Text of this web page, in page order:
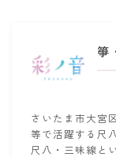
箏
さいたま市大宮
等で活躍する尺
尺八・三味線と